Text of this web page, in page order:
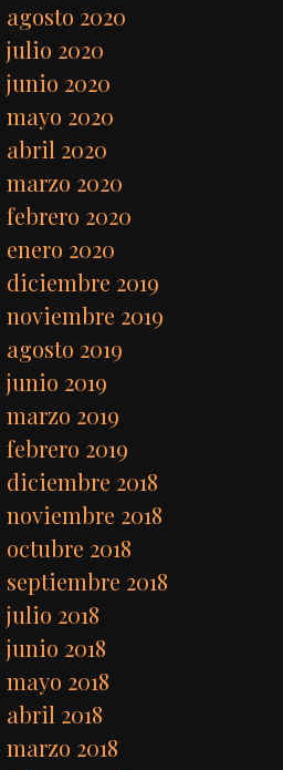
agosto 2020
julio 2020
junio 2020
mayo 2020
abril 2020
marzo 2020
febrero 2020
enero 2020
diciembre 2019
noviembre 2019
agosto 2019
junio 2019
marzo 2019
febrero 2019
diciembre 2018
noviembre 2018
octubre 2018
septiembre 2018
julio 2018
junio 2018
mayo 2018
abril 2018
marzo 2018